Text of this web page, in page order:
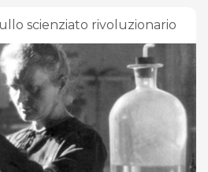
scienziato rivoluzionario